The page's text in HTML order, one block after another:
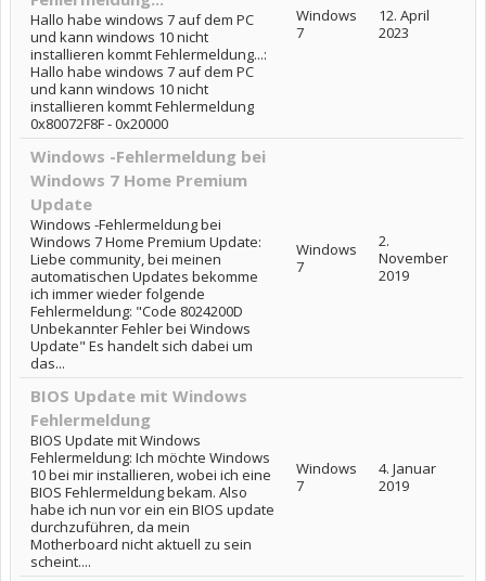
Hallo habe windows 7 auf dem PC
und kann windows 10 nicht
installieren kommt Fehlermeldung...:
Hallo habe windows 7 auf dem PC
und kann windows 10 nicht
installieren kommt Fehlermeldung
0x80072F8F - 0x20000
Windows
7
12. April
2023
Windows -Fehlermeldung bei
Windows 7 Home Premium
Update
Windows -Fehlermeldung bei
Windows 7 Home Premium Update:
Liebe community, bei meinen
automatischen Updates bekomme
ich immer wieder folgende
Fehlermeldung: "Code 8024200D
Unbekannter Fehler bei Windows
Update" Es handelt sich dabei um
das...
Windows
7
2.
November
2019
BIOS Update mit Windows
Fehlermeldung
BIOS Update mit Windows
Fehlermeldung: Ich möchte Windows
10 bei mir installieren, wobei ich eine
BIOS Fehlermeldung bekam. Also
habe ich nun vor ein ein BIOS update
durchzuführen, da mein
Motherboard nicht aktuell zu sein
scheint....
Windows
7
4. Januar
2019